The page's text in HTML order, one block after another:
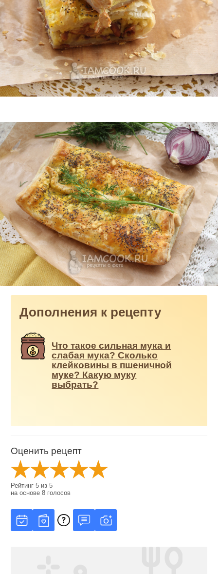
Дополнения к рецепту
Что такое сильная мука и
слабая мука? Сколько
клейковины в пшеничной
муке? Какую муку
выбрать?
Оценить рецепт
Рейтинг5 из5
на основе8 голосов